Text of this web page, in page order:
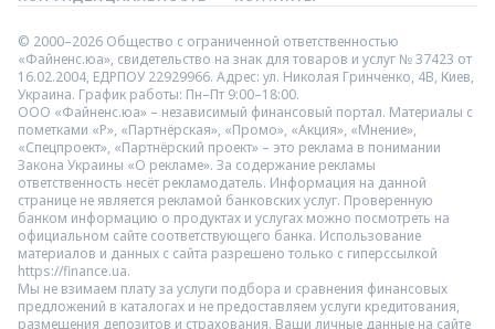
© 2000–2026 Общество с ограниченной ответственностью
«Файненс.юа», свидетельство на знак для товаров и услуг № 37423 от
16.02.2004, ЕДРПОУ 22929966. Адрес: ул. Николая Гринченко, 4В, Киев,
Украина. График работы: Пн–Пт 9:00–18:00.
ООО «Файненс.юа» – независимый финансовый портал. Материалы с
пометками «Р», «Партнёрская», «Промо», «Акция», «Мнение»,
«Спецпроект», «Партнёрский проект» – это реклама в понимании
Закона Украины «О рекламе». За содержание рекламы
ответственность несёт рекламодатель. Информация на данной
странице не является рекламой банковских услуг. Проверенную
банком информацию о продуктах и услугах можно посмотреть на
официальном сайте соответствующего банка. Использование
материалов и данных с сайта разрешено только с гиперссылкой
https://finance.ua.
Мы не взимаем плату за услуги подбора и сравнения финансовых
предложений в каталогах и не предоставляем услуги кредитования,
размещения депозитов и страхования. Ваши личные данные на сайте